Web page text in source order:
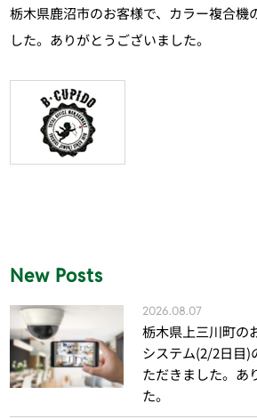
栃木県鹿沼市のお客様で、カラー複合機
した。ありがとうございました。
New Posts
2026.08.07
栃木県上三川町の
システム(2/2日目)
ただきました。あ
た。